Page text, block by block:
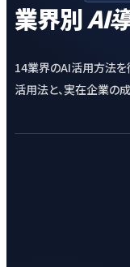
業界別AI
14業界のAI活用方法を
活用法と、実在企業の